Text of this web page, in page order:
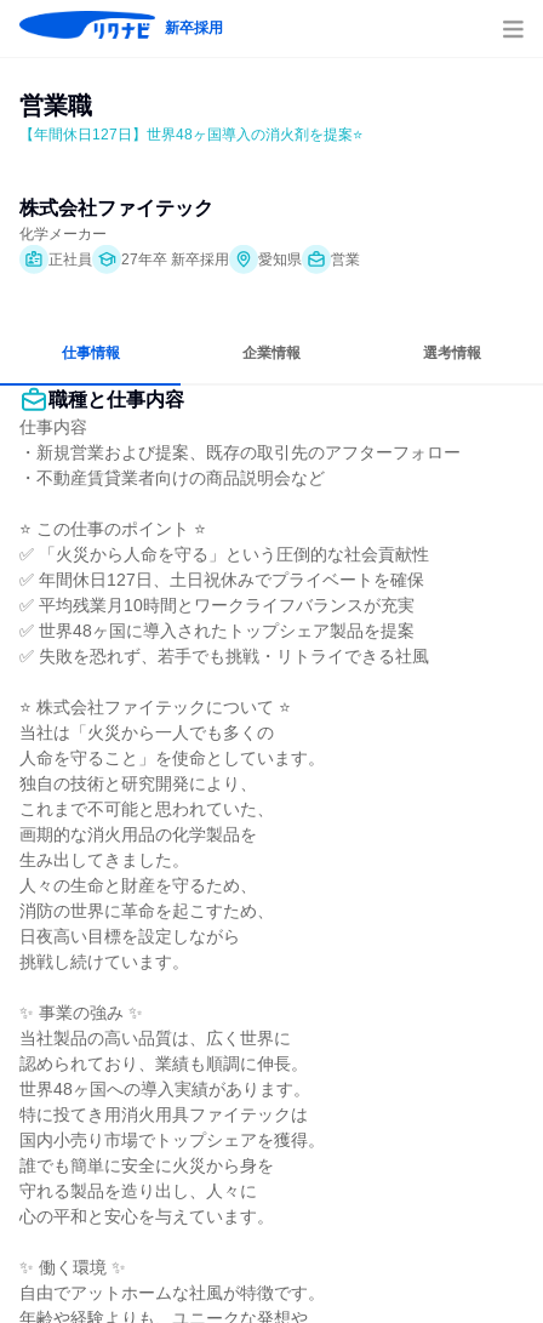
新卒採用
営業職
【年間休日127日】世界48ヶ国導入の消火剤を提案⭐
株式会社ファイテック
化学メーカー
正社員
27年卒 新卒採用 愛知県 営業
仕事情報 企業情報 選考情報
職種と仕事内容
仕事内容
・新規営業および提案、既存の取引先のアフターフォロー
・不動産賃貸業者向けの商品説明会など
⭐ この仕事のポイント ⭐
✅ 「火災から人命を守る」という圧倒的な社会貢献性
✅ 年間休日127日、土日祝休みでプライベートを確保
✅ 平均残業月10時間とワークライフバランスが充実
✅ 世界48ヶ国に導入されたトップシェア製品を提案
✅ 失敗を恐れず、若手でも挑戦・リトライできる社風
⭐ 株式会社ファイテックについて ⭐
当社は「火災から一人でも多くの
人命を守ること」を使命としています。
独自の技術と研究開発により、
これまで不可能と思われていた、
画期的な消火用品の化学製品を
生み出してきました。
人々の生命と財産を守るため、
消防の世界に革命を起こすため、
日夜高い目標を設定しながら
挑戦し続けています。
✨ 事業の強み ✨
当社製品の高い品質は、広く世界に
認められており、業績も順調に伸長。
世界48ヶ国への導入実績があります。
特に投てき用消火用具ファイテックは
国内小売り市場でトップシェアを獲得。
誰でも簡単に安全に火災から身を
守れる製品を造り出し、人々に
心の平和と安心を与えています。
✨ 働く環境 ✨
自由でアットホームな社風が特徴です。
年齢や経験よりも、ユニークな発想や